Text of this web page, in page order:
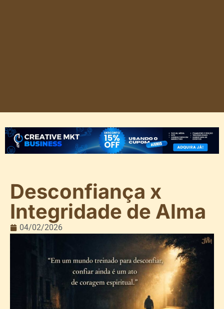
Desconfiança x
Integridade de Alma
04/02/2026